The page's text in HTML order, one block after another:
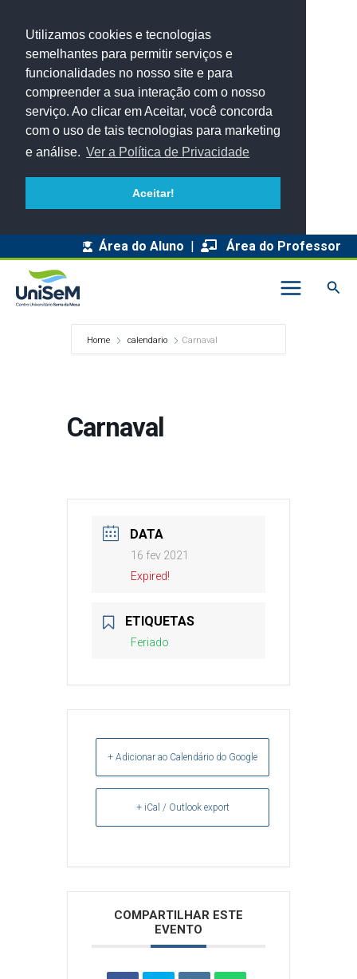
Utilizamos cookies e tecnologias
semelhantes para permitir serviços e
funcionalidades no nosso site e para
compreender a sua interação com o nosso
serviço. Ao clicar em Aceitar, você concorda
com o uso de tais tecnologias para marketing
e análise. Ver a Política de Privacidade
Aceitar!
Área do Aluno | Área do Professor
Home calendario Carnaval
Carnaval
DATA
16 fev 2021
Expired!
ETIQUETAS
Feriado
+ Adicionar ao Calendário do Google
+ iCal / Outlook export
COMPARTILHAR ESTE
EVENTO